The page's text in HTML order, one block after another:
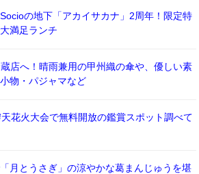
の地下「アカイサカナ」2周年！限定特
満足ランチ
店へ！晴雨兼用の甲州織の傘や、優しい素
物・パジャマなど
花火大会で無料開放の鑑賞スポット調べて
月とうさぎ」の涼やかな葛まんじゅうを堪